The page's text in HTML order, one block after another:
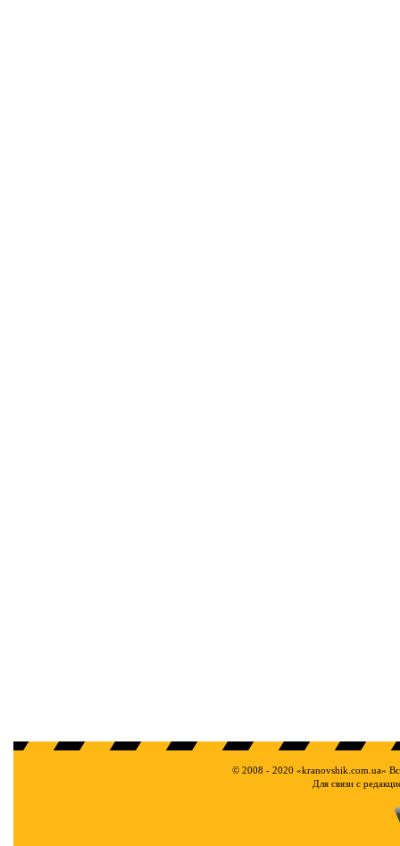
© 2008 - 2020 «kranovshik.com.ua»
Для связи с